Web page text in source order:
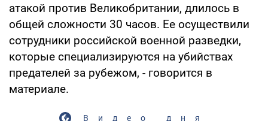
атакой против Великобритании, длилось в
общей сложности 30 часов. Ее осуществили
сотрудники российской военной разведки,
которые специализируются на убийствах
предателей за рубежом, - говорится в
материале.
Видео дня